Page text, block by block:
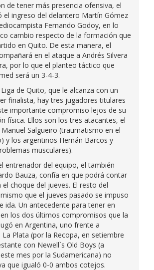
de tener más presencia ofensiva, el
el ingreso del delantero Martín Gómez
Fernando Godoy, en lo
cambio respecto de la formación que
en Quito. De esta manera, el
en el ataque a Andrés Silvera
por lo que el planteo táctico que
será un 3-4-3.
de Quito, que le alcanza con un
finalista, hay tres jugadores titulares
importante compromiso lejos de su
física. Ellos son los tres atacantes, el
Manuel Salgueiro (traumatismo en el
y los argentinos Hernán Barcos y
musculares).
entrenador del equipo, el también
Bauza, confía en que podrá contar
choque del jueves. El resto del
que el jueves pasado se impuso
ida. Un antecedente para tener en
los dos últimos compromisos que la
en Argentina, uno frente a
La Plata (por la Recopa, en setiembre
con Newell`s Old Boys (a
mes por la Sudamericana) no
que igualó 0-0 ambos cotejos.